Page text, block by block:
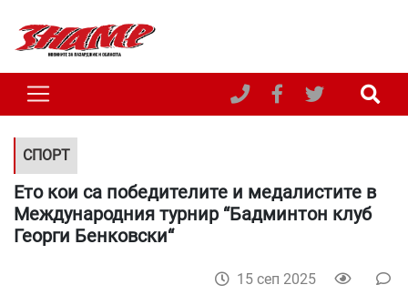
СПОРТ
Ето кои са победителите и медалистите в
Международния турнир “Бадминтон клуб
Георги Бенковски“
15 сеп 2025